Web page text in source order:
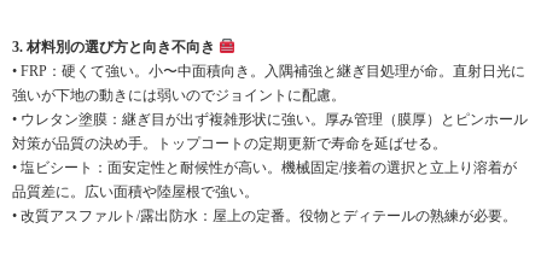
3. 材料別の選び方と向き不向き
• FRP：硬くて強い。小〜中面積向き。入隅補強と継ぎ目処理が命。直射日光に
強いが下地の動きには弱いのでジョイントに配慮。
• ウレタン塗膜：継ぎ目が出ず複雑形状に強い。厚み管理（膜厚）とピンホール
対策が品質の決め手。トップコートの定期更新で寿命を延ばせる。
• 塩ビシート：面安定性と耐候性が高い。機械固定/接着の選択と立上り溶着が
品質差に。広い面積や陸屋根で強い。
• 改質アスファルト/露出防水：屋上の定番。役物とディテールの熟練が必要。